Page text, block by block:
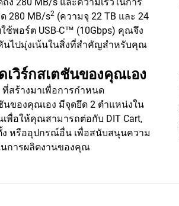
280 MB/s2 (ความจุ 22 TB และ 24
ช้พอร์ต USB-C™ (10Gbps) คุณจึง
นไปมุ่งเน้นในสิ่งที่สำคัญสำหรับคุณ
เวิร์กสเตชันของคุณเอง
ที่สร้างมาเพื่อการกำหนด
นของคุณเอง มีจุดยึด 2 ตำแหน่งใน
เพื่อให้คุณสามารถต่อกับ DIT Cart,
ง หรืออุปกรณ์อื่น เพื่อสนับสนุนความ
นการผลิตงานของคุณ